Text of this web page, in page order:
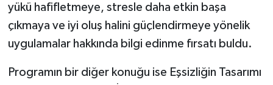
yükü hafifletmeye, stresle daha etkin başa
çıkmaya ve iyi oluş halini güçlendirmeye yönelik
uygulamalar hakkında bilgi edinme fırsatı buldu.
Programın bir diğer konuğu ise Eşsizliğin Tasarımı